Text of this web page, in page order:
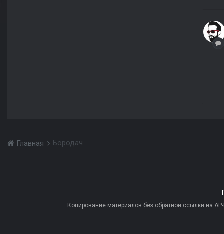
Главная Бородач
Копирование материалов без обратной ссылки на